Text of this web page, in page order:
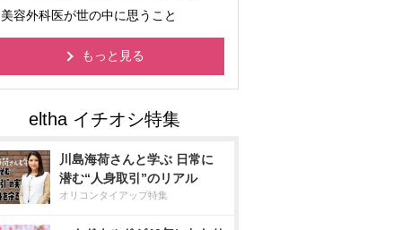
美容外科医が世の中に思うこと
もっと見る
川島海荷さんと学ぶ 日常に
潜む“人身取引”のリアル
オリコンタイアップ特集